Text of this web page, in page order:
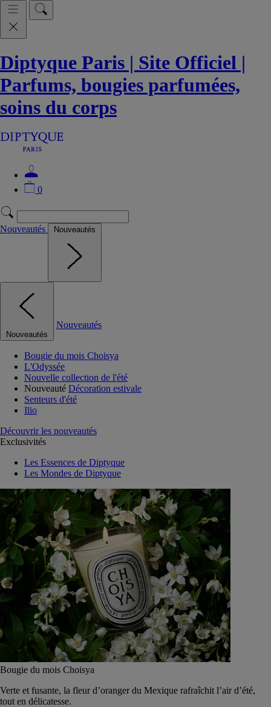
Diptyque Paris | Site Officiel |
Parfums, bougies parfumées,
soins du corps
0
Nouveautés Nouveautés
Nouveautés
Nouveautés
Bougie du mois Choisya
L'Odyssée
Nouvelle collection de l'été
Nouveauté Décoration estivale
Senteurs d'été
Ilio
Découvrir les nouveautés
Exclusivités
Les Essences de Diptyque
Les Mondes de Diptyque
Bougie du mois Choisya
Verte et fusante, la fleur d’oranger du Mexique rafraîchit l’air d’été,
tout en délicatesse.